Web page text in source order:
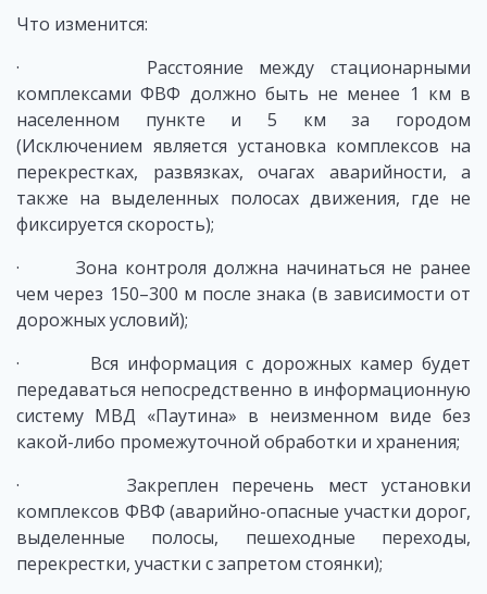
Что изменится:
· Расстояние между стационарными
комплексами ФВФ должно быть не менее 1 км в
населенном пункте и 5 км за городом
(Исключением является установка комплексов на
перекрестках, развязках, очагах аварийности, а
также на выделенных полосах движения, где не
фиксируется скорость);
· Зона контроля должна начинаться не ранее
чем через 150–300 м после знака (в зависимости от
дорожных условий);
· Вся информация с дорожных камер будет
передаваться непосредственно в информационную
систему МВД «Паутина» в неизменном виде без
какой-либо промежуточной обработки и хранения;
· Закреплен перечень мест установки
комплексов ФВФ (аварийно-опасные участки дорог,
выделенные полосы, пешеходные переходы,
перекрестки, участки с запретом стоянки);